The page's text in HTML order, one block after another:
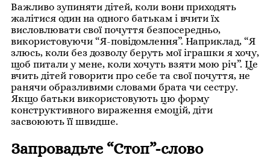
Важливо зупиняти дітей, коли вони приходять
жалітися один на одного батькам і вчити їх
висловлювати свої почуття безпосередньо,
використовуючи “Я-повідомлення”. Наприклад, “Я
злюсь, коли без дозволу беруть мої іграшки я хочу,
щоб питали у мене, коли хочуть взяти мою річ”. Це
вчить дітей говорити про себе та свої почуття, не
ранячи образливими словами брата чи сестру.
Якщо батьки використовують цю форму
конструктивного вираження емоцій, діти
засвоюють її швидше.
Запровадьте “Стоп”-слово